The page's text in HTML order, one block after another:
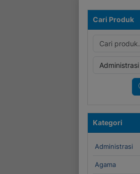
Cari Produk
Kategori
Administrasi
Agama